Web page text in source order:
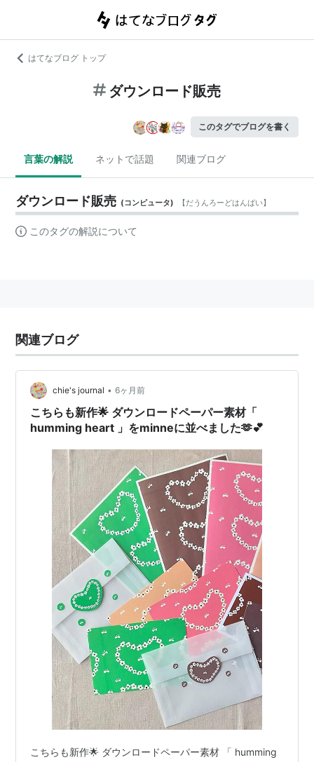
はてなブログ トップ
ダウンロード販売
このタグでブログを書く
言葉の解説 ネットで話題 関連ブログ
ダウンロード販売 (コンピュータ) 【だうんろーどはんばい】
このタグの解説について
関連ブログ
chie's journal • 6ヶ月前
こちらも新作🌟 ダウンロードペーパー素材「
humming heart 」をminneに並べました🫶💕
こちらも新作🌟 ダウンロードペーパー素材 「 humming